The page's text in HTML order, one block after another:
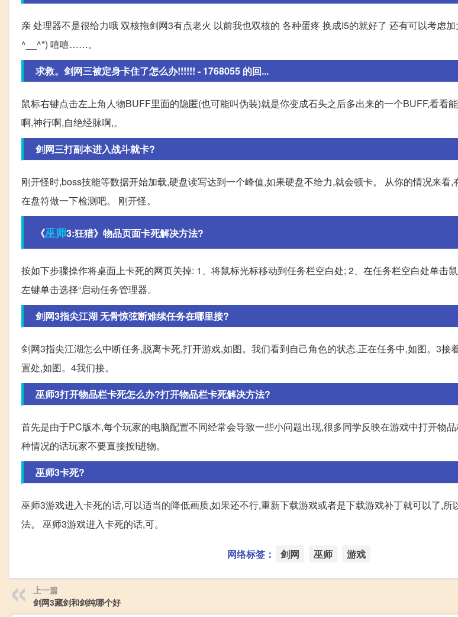
亲 处理器不是很给力哦 双核拖剑网3有点老火 以前我也双核的 各种蛋疼 换成I5的就好了 还有可以考虑
^__^*) 嘻嘻……。
求救。剑网三被定身卡住了怎么办!!!!!! - 1768055 的回...
鼠标右键点击左上角人物BUFF里面的隐匿(也可能叫伪装)就是你变成石头之后多出来的一个BUFF,看看
啊,神行啊,自绝经脉啊,。
剑网三打副本进入战斗就卡?
刚开怪时,boss技能等数据开始加载,硬盘读写达到一个峰值,如果硬盘不给力,就会顿卡。 从你的情况来看
在盘符做一下检测吧。 刚开怪。
《巫师3:狂猎》物品页面卡死解决方法?
按如下步骤操作将桌面上卡死的网页关掉: 1、将鼠标光标移动到任务栏空白处; 2、在任务栏空白处单击
左键单击选择“启动任务管理器。
剑网3指尖江湖 无骨惊弦断难续任务在哪里接?
剑网3指尖江湖怎么中断任务,脱离卡死,打开游戏,如图。我们看到自己角色的状态,正在任务中,如图。3接
置处,如图。4我们接。
巫师3打开物品栏卡死怎么办?打开物品栏卡死解决方法?
首先是由于PC版本,每个玩家的电脑配置不同经常会导致一些小问题出现,很多同学反映在游戏中打开物
种情况的话玩家不要直接按I进物。
巫师3卡死?
巫师3游戏进入卡死的话,可以适当的降低画质,如果还不行,重新下载游戏或者是下载游戏补丁就可以了,
法。 巫师3游戏进入卡死的话,可。
网络标签： 剑网 巫师 游戏
上一篇
剑网3藏剑和剑纯哪个好